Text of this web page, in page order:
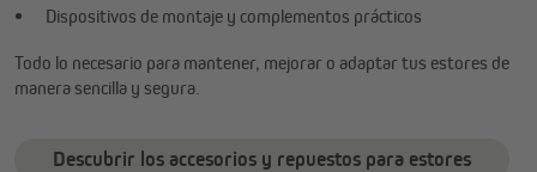
Dispositivos de montaje y complementos prácticos
Todo lo necesario para mantener, mejorar o adaptar tus estores de
manera sencilla y segura.
Descubrir los accesorios y repuestos para estores